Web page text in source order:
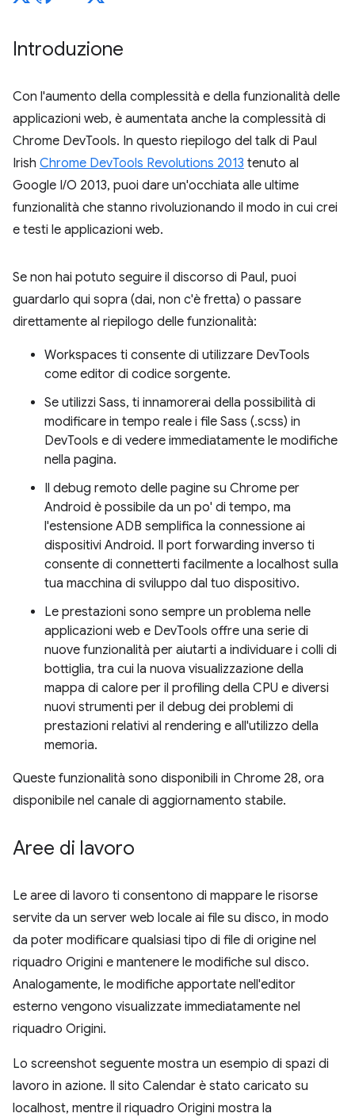
Introduzione
Con l'aumento della complessità e della funzionalità delle
applicazioni web, è aumentata anche la complessità di
Chrome DevTools. In questo riepilogo del talk di Paul
Irish Chrome DevTools Revolutions 2013 tenuto al
Google I/O 2013, puoi dare un'occhiata alle ultime
funzionalità che stanno rivoluzionando il modo in cui crei
e testi le applicazioni web.
Se non hai potuto seguire il discorso di Paul, puoi
guardarlo qui sopra (dai, non c'è fretta) o passare
direttamente al riepilogo delle funzionalità:
Workspaces ti consente di utilizzare DevTools
come editor di codice sorgente.
Se utilizzi Sass, ti innamorerai della possibilità di
modificare in tempo reale i file Sass (.scss) in
DevTools e di vedere immediatamente le modifiche
nella pagina.
Il debug remoto delle pagine su Chrome per
Android è possibile da un po' di tempo, ma
l'estensione ADB semplifica la connessione ai
dispositivi Android. Il port forwarding inverso ti
consente di connetterti facilmente a localhost sulla
tua macchina di sviluppo dal tuo dispositivo.
Le prestazioni sono sempre un problema nelle
applicazioni web e DevTools offre una serie di
nuove funzionalità per aiutarti a individuare i colli di
bottiglia, tra cui la nuova visualizzazione della
mappa di calore per il profiling della CPU e diversi
nuovi strumenti per il debug dei problemi di
prestazioni relativi al rendering e all'utilizzo della
memoria.
Queste funzionalità sono disponibili in Chrome 28, ora
disponibile nel canale di aggiornamento stabile.
Aree di lavoro
Le aree di lavoro ti consentono di mappare le risorse
servite da un server web locale ai file su disco, in modo
da poter modificare qualsiasi tipo di file di origine nel
riquadro Origini e mantenere le modifiche sul disco.
Analogamente, le modifiche apportate nell'editor
esterno vengono visualizzate immediatamente nel
riquadro Origini.
Lo screenshot seguente mostra un esempio di spazi di
lavoro in azione. Il sito Calendar è stato caricato su
localhost, mentre il riquadro Origini mostra la